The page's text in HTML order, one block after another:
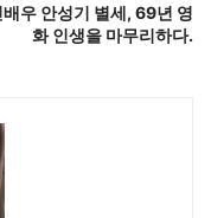
배우 안성기 별세, 69년 영
화 인생을 마무리하다.